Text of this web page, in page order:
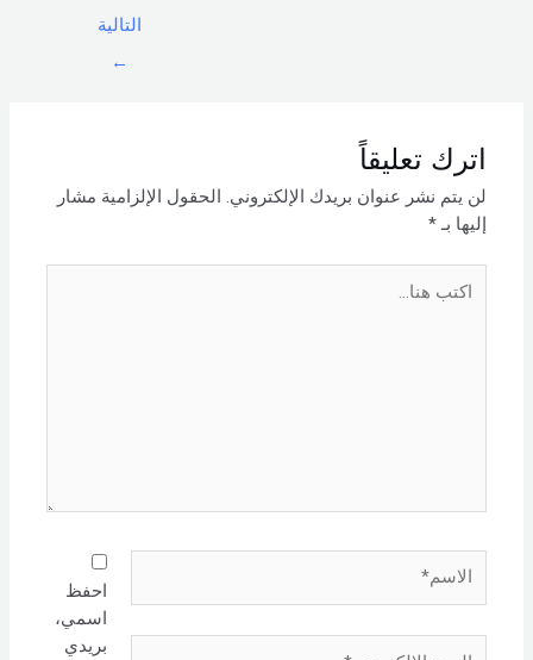
التالية
←
اترك تعليقاً
لن يتم نشر عنوان بريدك الإلكتروني. الحقول الإلزامية مشار
إليها بـ*
هنا...
احفظ
اسمي،
بريدي